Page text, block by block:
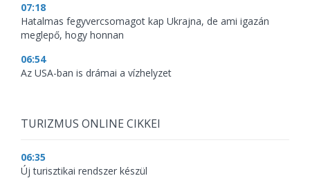
07:18
Hatalmas fegyvercsomagot kap Ukrajna, de ami igazán
meglepő, hogy honnan
06:54
Az USA-ban is drámai a vízhelyzet
TURIZMUS ONLINE CIKKEI
06:35
Új turisztikai rendszer készül